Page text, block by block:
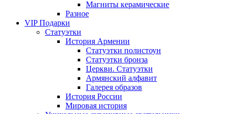
Магниты керамические
Разное
VIP Подарки
Статуэтки
История Армении
Статуэтки полистоун
Статуэтки бронза
Церкви. Статуэтки
Армянский алфавит
Галерея образов
История России
Мировая история